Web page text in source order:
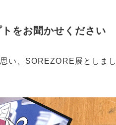
をお聞かせください
い、SOREZORE展としまし